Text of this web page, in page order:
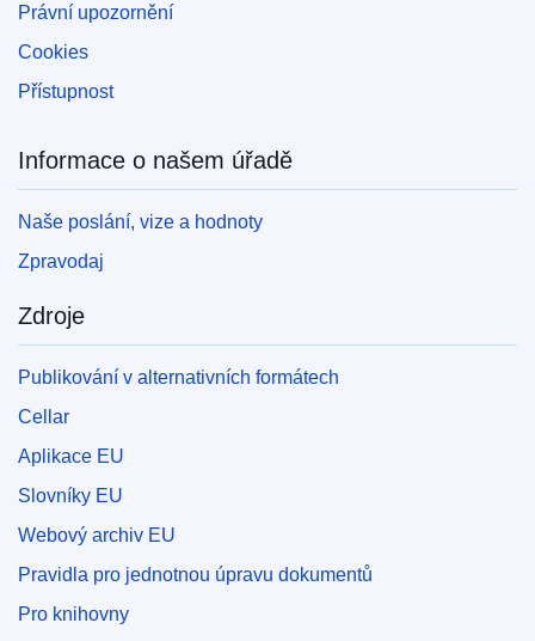
Právní upozornění
Cookies
Přístupnost
Informace o našem úřadě
Naše poslání, vize a hodnoty
Zpravodaj
Zdroje
Publikování v alternativních formátech
Cellar
Aplikace EU
Slovníky EU
Webový archiv EU
Pravidla pro jednotnou úpravu dokumentů
Pro knihovny